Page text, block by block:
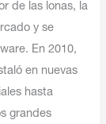
de las lonas, la
y se
En 2010,
en nuevas
hasta
grandes